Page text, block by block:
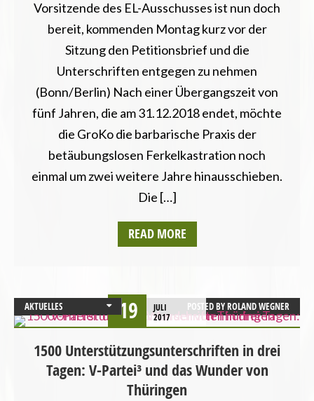
SACHSEN
SACHSEN-ANHALT
THÜRINGEN
UMWELT UND KLIMA
Vorsitzende des EL-Ausschusses ist nun doch
bereit, kommenden Montag kurz vor der
Sitzung den Petitionsbrief und die
Unterschriften entgegen zu nehmen
(Bonn/Berlin) Nach einer Übergangszeit von
fünf Jahren, die am 31.12.2018 endet, möchte
die GroKo die barbarische Praxis der
betäubungslosen Ferkelkastration noch
einmal um zwei weitere Jahre hinausschieben.
Die […]
READ MORE
AKTUELLES
BADEN-WÜRTTEMBERG
BERLIN
BREMEN
POSTED BYROLAND WEGNER
19
JULI
2017
1500 Unterstützungsunterschriften in drei
Tagen: V-Partei³ und das Wunder von
Thüringen